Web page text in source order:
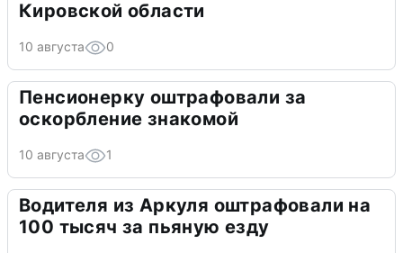
Кировской области
10 августа 0
Пенсионерку оштрафовали за
оскорбление знакомой
10 августа 1
Водителя из Аркуля оштрафовали на
100 тысяч за пьяную езду